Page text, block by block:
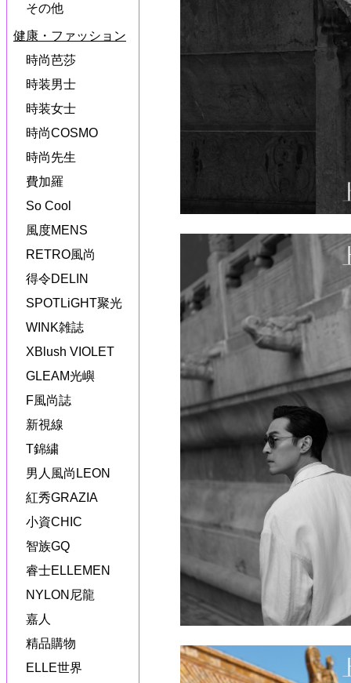
その他
健康・ファッション
時尚芭莎
時装男士
時装女士
時尚COSMO
時尚先生
費加羅
So Cool
風度MENS
RETRO風尚
得令DELIN
SPOTLiGHT聚光
WINK雑誌
XBlush VIOLET
GLEAM光嶼
F風尚誌
新視線
T錦繍
男人風尚LEON
紅秀GRAZIA
小資CHIC
智族GQ
睿士ELLEMEN
NYLON尼龍
嘉人
精品購物
ELLE世界